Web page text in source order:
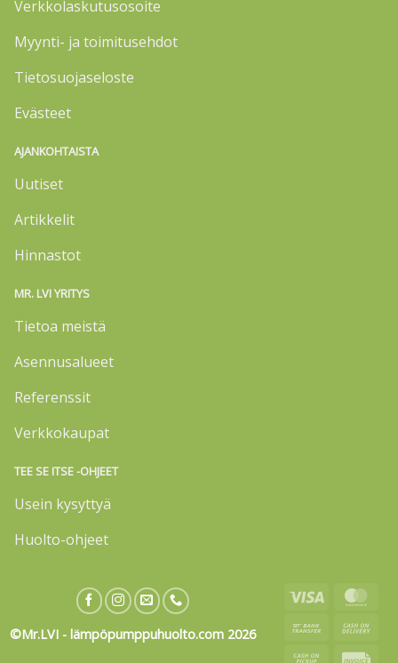
Verkkolaskutusosoite
Myynti- ja toimitusehdot
Tietosuojaseloste
Evästeet
AJANKOHTAISTA
Uutiset
Artikkelit
Hinnastot
MR. LVI YRITYS
Tietoa meistä
Asennusalueet
Referenssit
Verkkokaupat
TEE SE ITSE -OHJEET
Usein kysyttyä
Huolto-ohjeet
©Mr.LVI - lämpöpumppuhuolto.com 2026
Visa
Bank
Cash